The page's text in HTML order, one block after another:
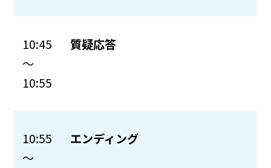
10:45
～
10:55
質疑応答
10:55
～
エンディング